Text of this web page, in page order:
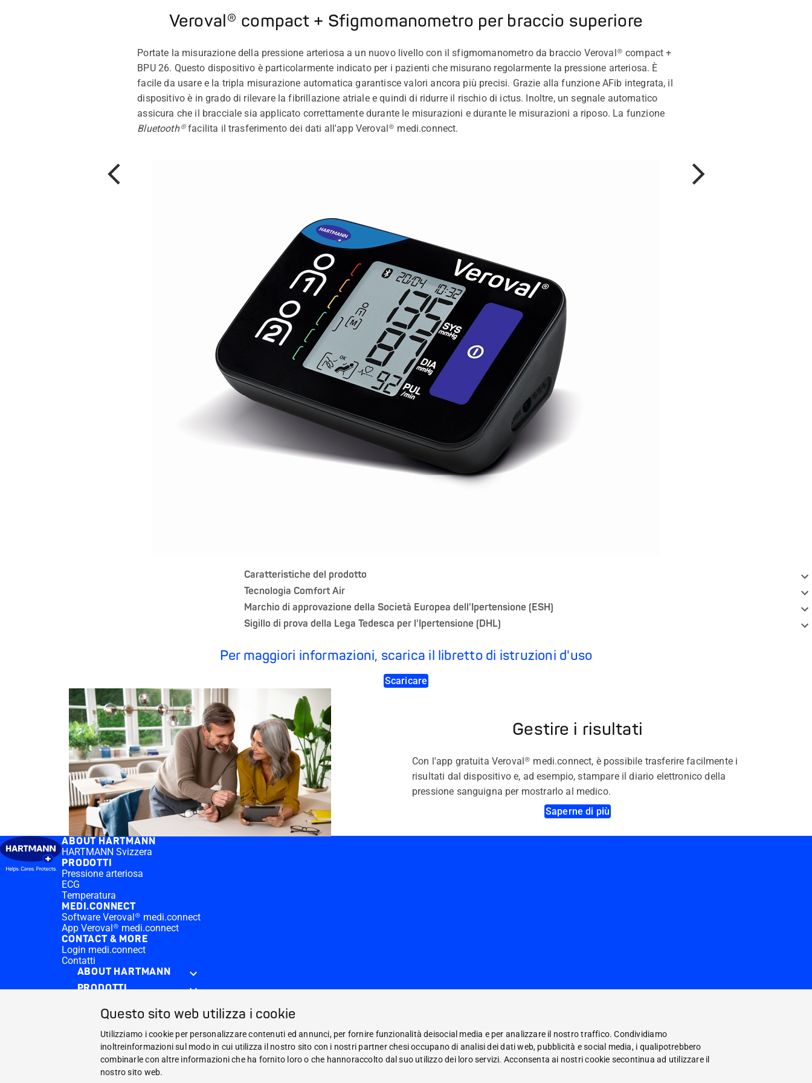
Questo sito web utilizza i cookie
Utilizziamo i cookie per personalizzare contenuti ed annunci, per fornire funzionalità deisocial media e per analizzare il nostro traffico. Condividiamo
inoltreinformazioni sul modo in cui utilizza il nostro sito con i nostri partner chesi occupano di analisi dei dati web, pubblicità e social media, i qualipotrebbero
combinarle con altre informazioni che ha fornito loro o che hannoraccolto dal suo utilizzo dei loro servizi. Acconsenta ai nostri cookie secontinua ad utilizzare il
nostro sito web.
Veroval® compact + Sfigmomanometro per braccio superiore
Portate la misurazione della pressione arteriosa a un nuovo livello con il sfigmomanometro da braccio Veroval® compact +
BPU 26. Questo dispositivo è particolarmente indicato per i pazienti che misurano regolarmente la pressione arteriosa. È
facile da usare e la tripla misurazione automatica garantisce valori ancora più precisi. Grazie alla funzione AFib integrata, il
dispositivo è in grado di rilevare la fibrillazione atriale e quindi di ridurre il rischio di ictus. Inoltre, un segnale automatico
assicura che il bracciale sia applicato correttamente durante le misurazioni e durante le misurazioni a riposo. La funzione
Bluetooth®facilita il trasferimento dei dati all'app Veroval® medi.connect.
Prev Avanti
Caratteristiche del prodotto
Tecnologia Comfort Air
Marchio di approvazione della Società Europea dell'Ipertensione (ESH)
Sigillo di prova della Lega Tedesca per l'Ipertensione (DHL)
Per maggiori informazioni, scarica il libretto di istruzioni d'uso
Scaricare
Gestire i risultati
Con l'app gratuita Veroval® medi.connect, è possibile trasferire facilmente i
risultati dal dispositivo e, ad esempio, stampare il diario elettronico della
pressione sanguigna per mostrarlo al medico.
Saperne di più
ABOUT HARTMANN
HARTMANN Svizzera
PRODOTTI
Pressione arteriosa
ECG
Temperatura
MEDI.CONNECT
Software Veroval® medi.connect
App Veroval® medi.connect
CONTACT & MORE
Login medi.connect
Contatti
ABOUT HARTMANN
PRODOTTI
CONTACT & MORE